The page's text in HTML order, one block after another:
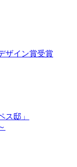
ザイン賞受賞
ス邸」